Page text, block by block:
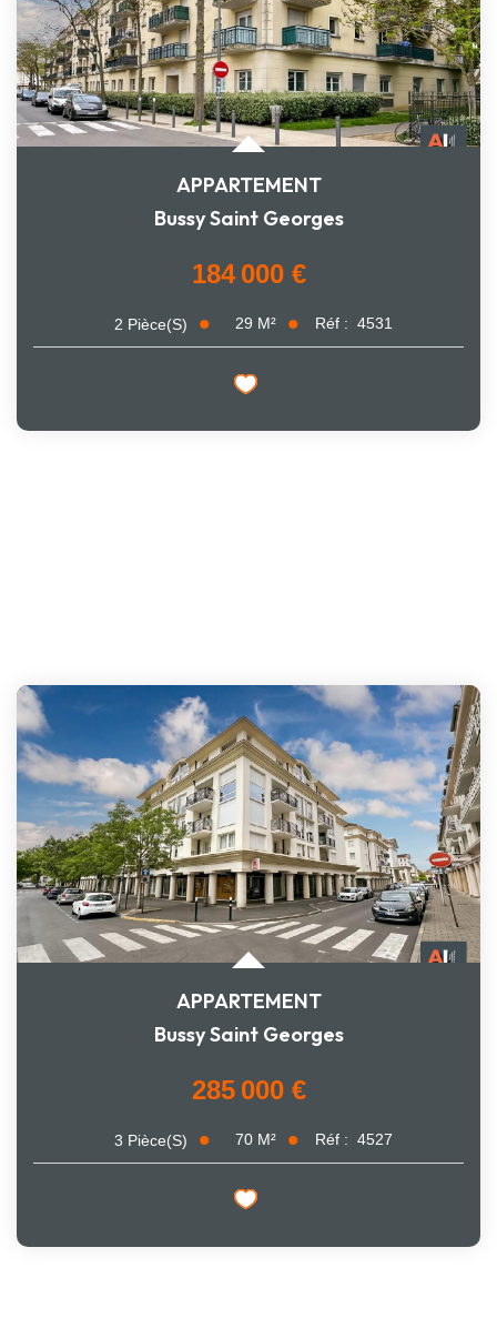
APPARTEMENT
Bussy Saint Georges
184 000 €
2 Pièce(s) 29 M² Réf : 4531
APPARTEMENT
Bussy Saint Georges
285 000 €
3 Pièce(s) 70 M² Réf : 4527